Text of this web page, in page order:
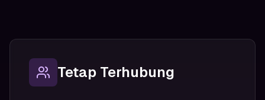
Tetap Terhubung